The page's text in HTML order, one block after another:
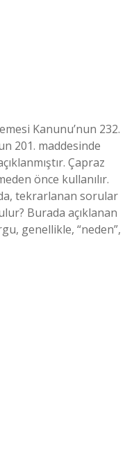
Kanunu’nun 232.
201. maddesinde
Çapraz
önce kullanılır.
tekrarlanan sorular
Burada açıklanan
genellikle, “neden”,